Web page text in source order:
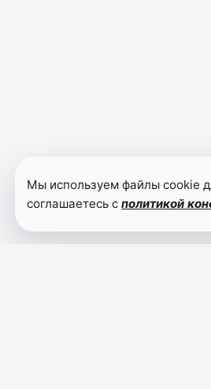
Мы используем файлы cookie
соглашаетесь сполитикой